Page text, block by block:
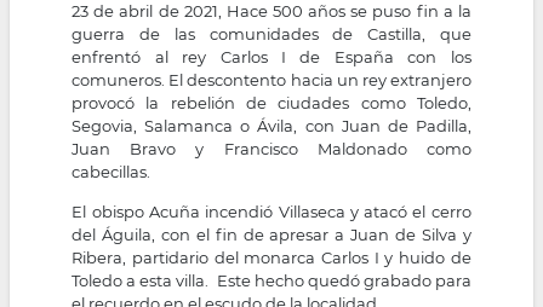
23 de abril de 2021, Hace 500 años se puso fin a la
guerra de las comunidades de Castilla, que
enfrentó al rey Carlos I de España con los
comuneros. El descontento hacia un rey extranjero
provocó la rebelión de ciudades como Toledo,
Segovia, Salamanca o Ávila, con Juan de Padilla,
Juan Bravo y Francisco Maldonado como
cabecillas.
El obispo Acuña incendió Villaseca y atacó el cerro
del Águila, con el fin de apresar a Juan de Silva y
Ribera, partidario del monarca Carlos I y huido de
Toledo a esta villa. Este hecho quedó grabado para